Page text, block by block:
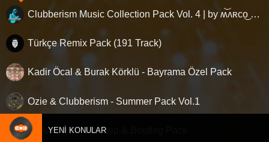
Clubberism Music Collection Pack Vol. 4 | by ʍ͝ʌʀco͜ ʌɴϯσɴio ҇
Türkçe Remix Pack (191 Track)
Kadir Öcal & Burak Körklü - Bayrama Özel Pack
Ozie & Clubberism - Summer Pack Vol.1
Clubberism - Mashup & Bootleg Pack
YENI KONULAR